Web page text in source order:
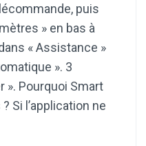
puis
» en bas à
« Assistance »
». 3
». Pourquoi Smart
Si l’application ne